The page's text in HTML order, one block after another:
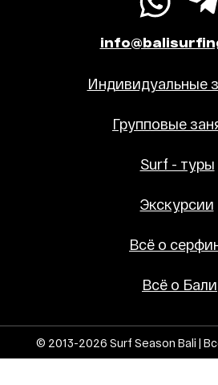
Индивидуальные
Групповые
Surf - туры
Всё о
Экскурсии
Всё о Бали
© 2013-2026 Surf Season Bali |